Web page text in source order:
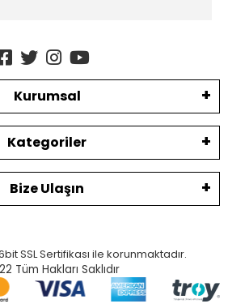
Kurumsal
Kategoriler
Bize Ulaşın
SSL Sertifikası ile korunmaktadır.
Tüm Hakları Saklıdır